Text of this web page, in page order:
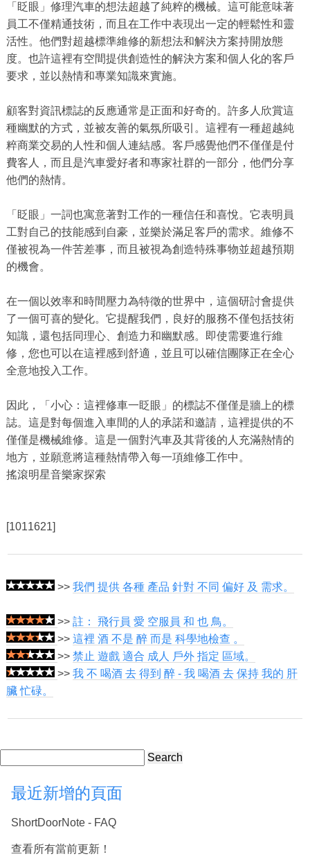
「眨眼」修理汽車的想法超越了純粹的機械。這可能意味著
員工不僅精通技術，而且在工作中表現出一定的輕鬆性和靈
活性。他們對超越標準維修的新想法和解決方案持開放態
度。也許這裡有空間提供創造性的解決方案和個人化的客戶
要求，並以熱情和專業知識來實施。
顧客對資訊標誌的反應通常是正面和好奇的。許多人欣賞這
種幽默的方式，並被友善的氣氛所吸引。這裡有一種超越純
粹商業交易的人性和個人連結感。客戶感覺他們不僅僅是付
費客人，而且是汽車愛好者和專家社群的一部分，他們分享
他們的熱情。
「眨眼」一詞也寓意著對工作的一種信任和喜悅。它表明員
工對自己的技能感到自豪，並樂於滿足客戶的需求。維修不
僅被視為一件苦差事，而且被視為創造特殊事物並超越預期
的機會。
在一個以效率和時間壓力為特徵的世界中，這個研討會提供
了一個可喜的變化。它提醒我們，良好的服務不僅包括技術
知識，還包括同理心、創造力和幽默感。即使需要進行維
修，您也可以在這裡感到舒適，並且可以確信團隊正在全心
全意地投入工作。
因此，「小心：這裡修車一眨眼」的標誌不僅僅是牆上的標
誌。這是對每個進入車間的人的承諾和邀請，這裡提供的不
僅僅是機械維修。這是一個對汽車及其背後的人充滿熱情的
地方，並願意將這種熱情帶入每一項維修工作中。
搖滾明星音樂家探索
[1011621]
>> 我們 提供 各種 產品 針對 不同 偏好 及 需求。
>> 註： 飛行員 愛 空服員 和 也 鳥。
>> 這裡 酒 不是 醉 而是 科學地檢查 。
>> 禁止 遊戲 適合 成人 戶外 指定 區域。
>> 我 不 喝酒 去 得到 醉 - 我 喝酒 去 保持 我的 肝
臟 忙碌。
Search
最近新增的頁面
ShortDoorNote - FAQ
查看所有當前更新！